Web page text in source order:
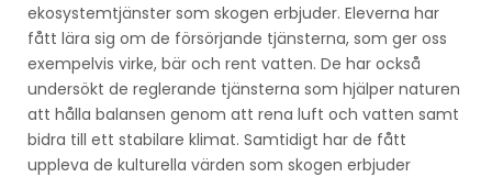
ekosystemtjänster som skogen erbjuder. Eleverna har
fått lära sig om de försörjande tjänsterna, som ger oss
exempelvis virke, bär och rent vatten. De har också
undersökt de reglerande tjänsterna som hjälper naturen
att hålla balansen genom att rena luft och vatten samt
bidra till ett stabilare klimat. Samtidigt har de fått
uppleva de kulturella värden som skogen erbjuder